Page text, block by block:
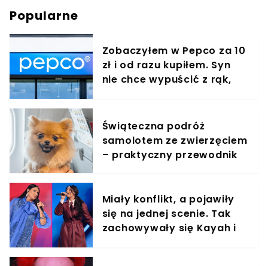
Popularne
Zobaczyłem w Pepco za 10
zł i od razu kupiłem. Syn
nie chce wypuścić z rąk,
Świąteczna podróż
samolotem ze zwierzęciem
– praktyczny przewodnik
Miały konflikt, a pojawiły
się na jednej scenie. Tak
zachowywały się Kayah i